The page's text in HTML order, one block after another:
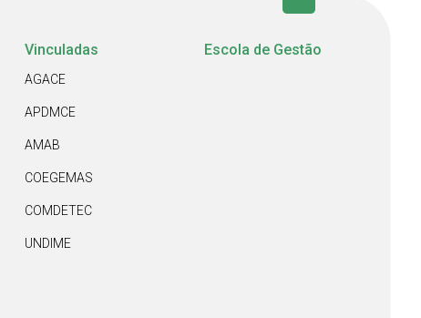
Vinculadas
AGACE
APDMCE
AMAB
COEGEMAS
COMDETEC
UNDIME
Escola de Gestão